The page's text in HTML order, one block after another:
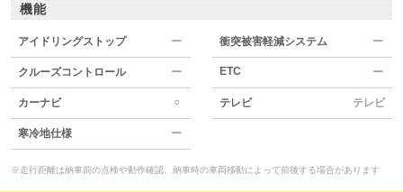
機能
アイドリングストップ ー 衝突被害軽減システム ー
クルーズコントロール ー ETC ー
カーナビ ○ テレビ テレビ
寒冷地仕様 ー
※走行距離は納車前の点検や動作確認、納車時の車両移動によって前後する場合があります